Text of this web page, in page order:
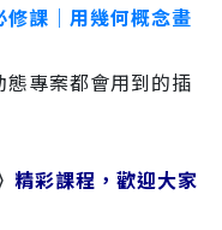
修課｜用幾何概念畫
態專案都會用到的插
精彩課程，歡迎大家